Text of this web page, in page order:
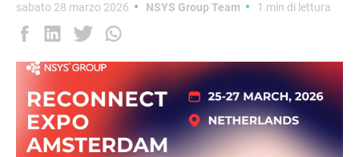
sabato 28 marzo 2026 NSYS Group Team 1 min di lettura